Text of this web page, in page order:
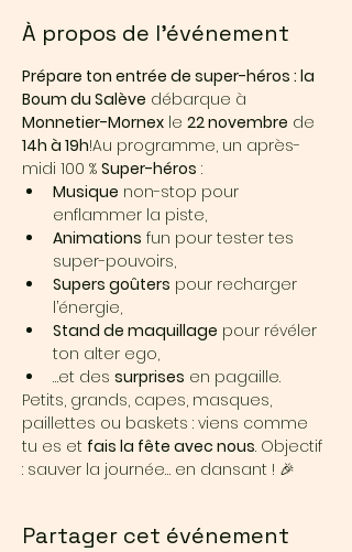
À propos de l'événement
Prépare ton entrée de super-héros : la
Boum du Salève débarque à
Monnetier-Mornex le 22 novembre de
14h à 19h!Au programme, un après-
midi 100 % Super-héros :
Musique non-stop pour
enflammer la piste,
Animations fun pour tester tes
super-pouvoirs,
Supers goûters pour recharger
l’énergie,
Stand de maquillage pour révéler
ton alter ego,
…et des surprises en pagaille.
Petits, grands, capes, masques,
paillettes ou baskets : viens comme
tu es et fais la fête avec nous. Objectif
: sauver la journée… en dansant ! 🎉
Partager cet événement